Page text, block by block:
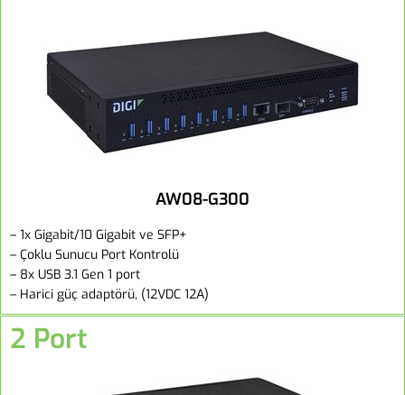
AW08-G300
– 1x Gigabit/10 Gigabit ve SFP+
– Çoklu Sunucu Port Kontrolü
– 8x USB 3.1 Gen 1 port
– Harici güç adaptörü, (12VDC 12A)
2 Port